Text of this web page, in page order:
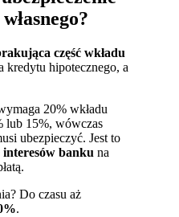
część wkładu
kredytu hipotecznego, a
20% wkładu
lub 15%, wówczas
ubezpieczyć. Jest to
interesów banku na
Do czasu aż
.